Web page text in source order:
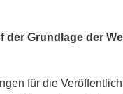
Grundlage der
für die